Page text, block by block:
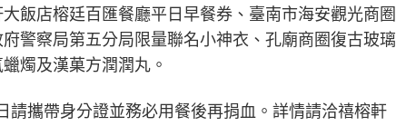
飯店榕廷百匯餐廳平日早餐券、臺南市海安觀光商圈
警察局第五分局限量聯名小神衣、孔廟商圈復古玻璃
燭及漢菓方潤潤丸。
請攜帶身分證並務必用餐後再捐血。詳情請洽禧榕軒